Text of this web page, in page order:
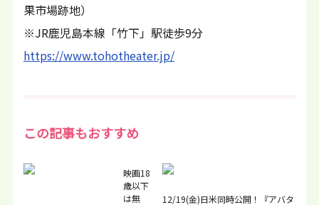
果市場跡地）
※JR鹿児島本線「竹下」駅徒歩9分
https://www.tohotheater.jp/
この記事もおすすめ
映画18
歳以下
は無
12/19(金)日米同時公開！『アバタ